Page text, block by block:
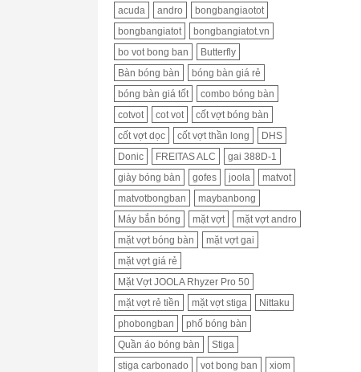
acuda andro
bongbangiaotot
bongbangiatot
bongbangiatot.vn
bo vot bong ban
Butterfly
Bàn bóng bàn
bóng bàn giá rẻ
bóng bàn giá tốt
combo bóng bàn
cotvot
cot vot
cốt vợt bóng bàn
cốt vợt dọc
cốt vợt thần long
DHS
Donic
FREITAS ALC
gai 388D-1
giày bóng bàn
gofes joola
matvot
matvotbongban
maybanbong
Máy bắn bóng
mặt vợt
mặt vợt andro
mặt vợt bóng bàn
mặt vợt gai
mặt vợt giá rẻ
Mặt Vợt JOOLA Rhyzer Pro 50
mặt vợt rẻ tiền
mặt vợt stiga
Nittaku
phobongban
phố bóng bàn
Quần áo bóng bàn
Stiga
stiga carbonado
vot bong ban
xiom